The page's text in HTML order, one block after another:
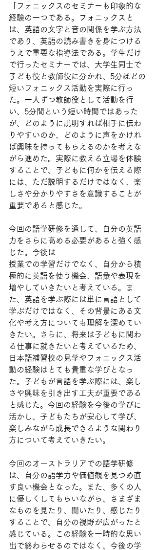
「フォニックスのセミナーも印象的な
経験の一つである。フォニックスと
は、英語の文字と音の関係を学ぶ方法
であり、英語の読み書きを身につける
うえで重要な指導法である。学生だけ
で行ったセミナーでは、大学生同士で
子ども役と教師役に分かれ、5分ほどの
短いフォニックス活動を実際に行っ
た。一人ずつ教師役として活動を行
い、5分間という短い時間ではあった
が、どのように説明すれば相手に伝わ
りやすいのか、どのように声をかけれ
ば興味を持ってもらえるのかを考えな
がら進めた。実際に教える立場を体験
することで、子どもに何かを伝える際
には、ただ説明するだけではなく、楽
しさや分かりやすさを意識することが
重要であると感じた。
今回の語学研修を通して、自分の英語
力をさらに高める必要があると強く感
じた。今後は
授業での学習だけでなく、自分から積
極的に英語を使う機会、語彙や表現を
増やしていきたいと考えている。ま
た、英語を学ぶ際には単に言語として
学ぶだけではなく、その背景にある文
化や考え方についても理解を深めてい
きたい。さらに、将来は子どもに関わ
る仕事に就きたいと考えているため、
日本語補習校の見学やフォニックス活
動の経験はとても貴重な学びとなっ
た。子どもが言語を学ぶ際には、楽し
さや興味を引き出す工夫が重要である
と感じた。今回の経験を今後の学びに
活かし、子どもたちが安心して学び、
楽しみながら成長できるような関わり
方について考えていきたい。
今回のオーストラリアでの語学研修
は、自分の語学力や価値観を見つめ直
す良い機会となった。また、多くの人
に優しくしてもらいながら、さまざま
なものを見たり、聞いたり、感じたり
することで、自分の視野が広がったと
感じている。この経験を一時的な思い
出で終わらせるのではなく、今後の学